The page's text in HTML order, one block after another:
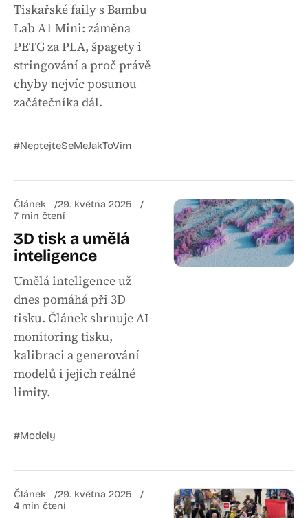
Tiskařské faily s Bambu
Lab A1 Mini: záměna
PETG za PLA, špagety i
stringování a proč právě
chyby nejvíc posunou
začátečníka dál.
#NeptejteSeMeJakToVim
Článek
29. května 2025
7 min čtení
3D tisk a umělá
inteligence
Umělá inteligence už
dnes pomáhá při 3D
tisku. Článek shrnuje AI
monitoring tisku,
kalibraci a generování
modelů i jejich reálné
limity.
#Modely
Článek
29. května 2025
4 min čtení